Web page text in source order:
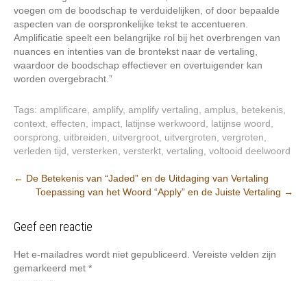
voegen om de boodschap te verduidelijken, of door bepaalde
aspecten van de oorspronkelijke tekst te accentueren.
Amplificatie speelt een belangrijke rol bij het overbrengen van
nuances en intenties van de brontekst naar de vertaling,
waardoor de boodschap effectiever en overtuigender kan
worden overgebracht.”
Tags: amplificare amplify, amplify vertaling amplus betekenis
context effecten impact latijnse werkwoord latijnse woord
oorsprong
uitbreiden uitvergroot uitvergroten vergroten
verleden tijd versterken versterkt vertaling voltooid deelwoord
Berichtnavigatie
← De Betekenis van “Jaded” en de Uitdaging van Vertaling
Toepassing van het Woord “Apply” en de Juiste Vertaling →
Geef een reactie
Het e-mailadres wordt niet gepubliceerd. Vereiste velden zijn
gemarkeerd met *